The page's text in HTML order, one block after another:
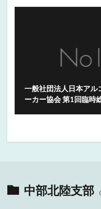
一般社団法人日本アル
ーカー協会 第1回臨時
中部北陸支部